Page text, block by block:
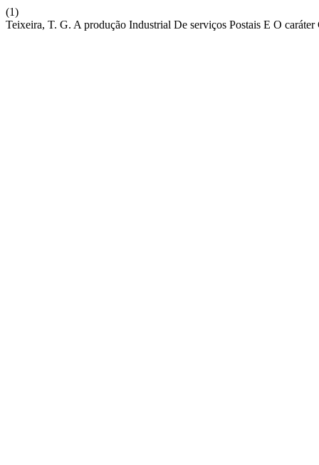
(1)
Teixeira, T. G. A produção Industrial De serviços Postais E O